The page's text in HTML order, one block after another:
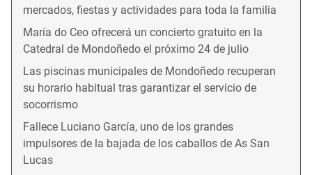
mercados, fiestas y actividades para toda la familia
María do Ceo ofrecerá un concierto gratuito en la
Catedral de Mondoñedo el próximo 24 de julio
Las piscinas municipales de Mondoñedo recuperan
su horario habitual tras garantizar el servicio de
socorrismo
Fallece Luciano García, uno de los grandes
impulsores de la bajada de los caballos de As San
Lucas